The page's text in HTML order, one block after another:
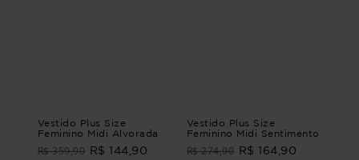
Vestido Plus Size
Feminino Midi Alvorada
R$ 359,90 R$ 144,90
Vestido Plus Size
Feminino Midi Sentimento
R$ 274,90 R$ 164,90